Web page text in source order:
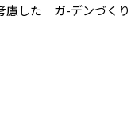
慮した ガ-デンづく